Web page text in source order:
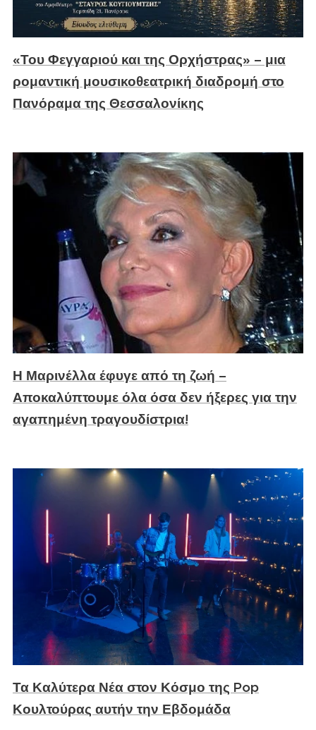
«Του Φεγγαριού και της Ορχήστρας» – μια
ρομαντική μουσικοθεατρική διαδρομή στο
Πανόραμα της Θεσσαλονίκης
Η Μαρινέλλα έφυγε από τη ζωή –
Αποκαλύπτουμε όλα όσα δεν ήξερες για την
αγαπημένη τραγουδίστρια!
Τα Καλύτερα Νέα στον Κόσμο της Pop
Κουλτούρας αυτήν την Εβδομάδα